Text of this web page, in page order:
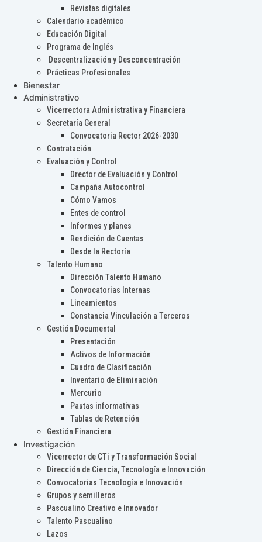
Revistas digitales
Calendario académico
Educación Digital
Programa de Inglés
Descentralización y Desconcentración
Prácticas Profesionales
Bienestar
Administrativo
Vicerrectora Administrativa y Financiera
Secretaría General
Convocatoria Rector 2026-2030
Contratación
Evaluación y Control
Drector de Evaluación y Control
Campaña Autocontrol
Cómo Vamos
Entes de control
Informes y planes
Rendición de Cuentas
Desde la Rectoría
Talento Humano
Dirección Talento Humano
Convocatorias Internas
Lineamientos
Constancia Vinculación a Terceros
Gestión Documental
Presentación
Activos de Información
Cuadro de Clasificación
Inventario de Eliminación
Mercurio
Pautas informativas
Tablas de Retención
Gestión Financiera
Investigación
Vicerrector de CTi y Transformación Social
Dirección de Ciencia, Tecnología e Innovación
Convocatorias Tecnología e Innovación
Grupos y semilleros
Pascualino Creativo e Innovador
Talento Pascualino
Lazos